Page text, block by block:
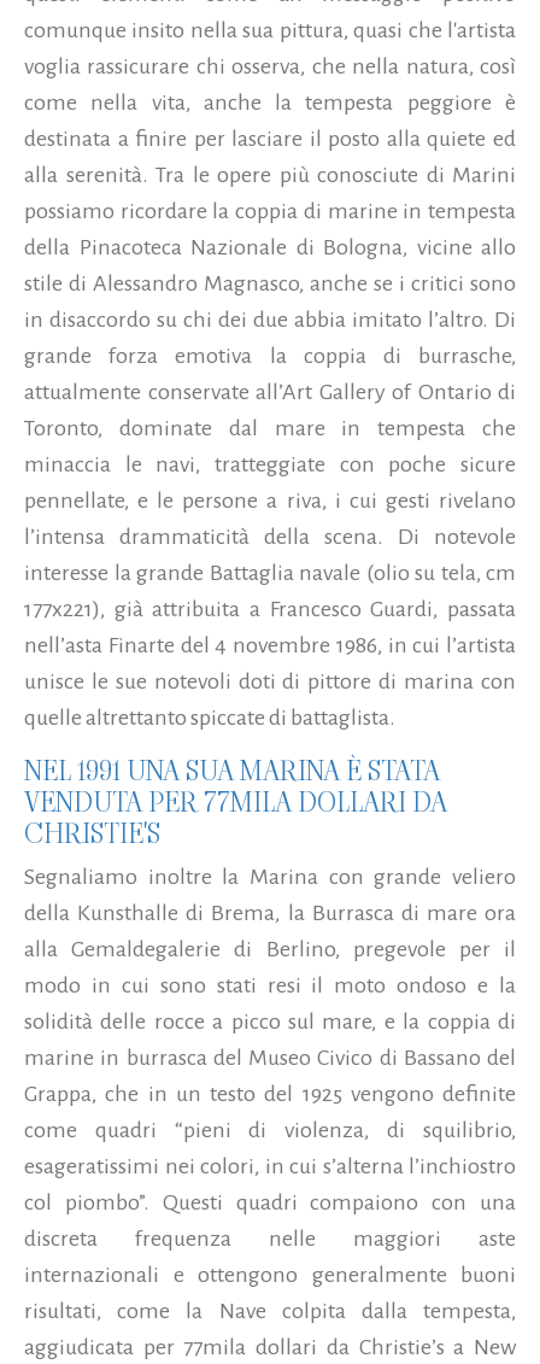
comunque insito nella sua pittura, quasi che l'artista
voglia rassicurare chi osserva, che nella natura, così
come nella vita, anche la tempesta peggiore è
destinata a finire per lasciare il posto alla quiete ed
alla serenità. Tra le opere più conosciute di Marini
possiamo ricordare la coppia di marine in tempesta
della Pinacoteca Nazionale di Bologna, vicine allo
stile di Alessandro Magnasco, anche se i critici sono
in disaccordo su chi dei due abbia imitato l’altro. Di
grande forza emotiva la coppia di burrasche,
attualmente conservate all’Art Gallery of Ontario di
Toronto, dominate dal mare in tempesta che
minaccia le navi, tratteggiate con poche sicure
pennellate, e le persone a riva, i cui gesti rivelano
l’intensa drammaticità della scena. Di notevole
interesse la grande Battaglia navale (olio su tela, cm
177x221), già attribuita a Francesco Guardi, passata
nell’asta Finarte del 4 novembre 1986, in cui l’artista
unisce le sue notevoli doti di pittore di marina con
quelle altrettanto spiccate di battaglista.
NEL 1991 UNA SUA MARINA È STATA
VENDUTA PER 77MILA DOLLARI DA
CHRISTIE'S
Segnaliamo inoltre la Marina con grande veliero
della Kunsthalle di Brema, la Burrasca di mare ora
alla Gemaldegalerie di Berlino, pregevole per il
modo in cui sono stati resi il moto ondoso e la
solidità delle rocce a picco sul mare, e la coppia di
marine in burrasca del Museo Civico di Bassano del
Grappa, che in un testo del 1925 vengono definite
come quadri “pieni di violenza, di squilibrio,
esageratissimi nei colori, in cui s’alterna l’inchiostro
col piombo”. Questi quadri compaiono con una
discreta frequenza nelle maggiori aste
internazionali e ottengono generalmente buoni
risultati, come la Nave colpita dalla tempesta,
aggiudicata per 77mila dollari da Christie’s a New